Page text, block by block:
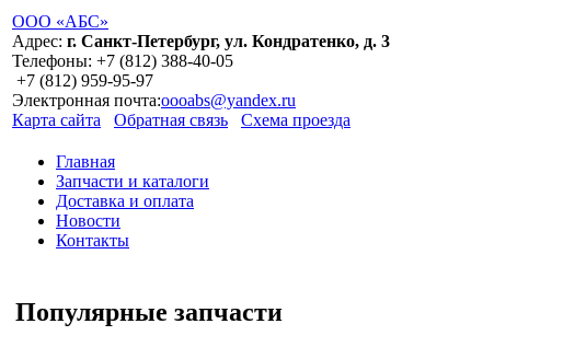
ООО «АБС»
Адрес: г. Санкт-Петербург, ул. Кондратенко, д. 3
Телефоны: +7 (812) 388-40-05
+7 (812) 959-95-97
Электронная почта:oooabs@yandex.ru
Карта сайта
Обратная связь Схема проезда
Главная
Запчасти и каталоги
Доставка и оплата
Новости
Контакты
Популярные запчасти